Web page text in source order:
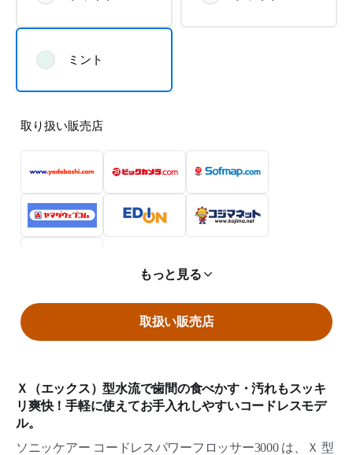
Ｘ（エックス）型水流で歯間の食べかす・汚れもスッキ
リ爽快！手軽に使えてお手入れしやすいコードレスモデ
ル。
ソニッケアー コードレスパワーフロッサー3000 は、Ｘ 型
ミント
取り扱い販売店
もっと見る
取扱い販売店